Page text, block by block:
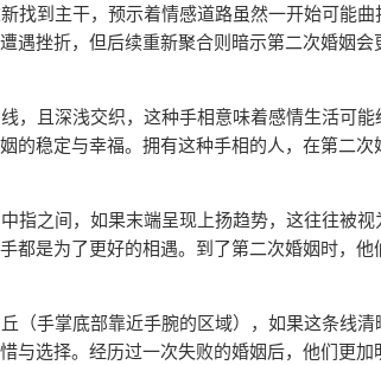
到主干，预示着情感道路虽然一开始可能曲
遇挫折，但后续重新聚合则暗示第二次婚姻
且深浅交织，这种手相意味着感情生活可能
稳定与幸福。拥有这种手相的人，在第二次
之间，如果末端呈现上扬趋势，这往往被视
都是为了更好的相遇。到了第二次婚姻时，他
手掌底部靠近手腕的区域），如果这条线清
与选择。经历过一次失败的婚姻后，他们更